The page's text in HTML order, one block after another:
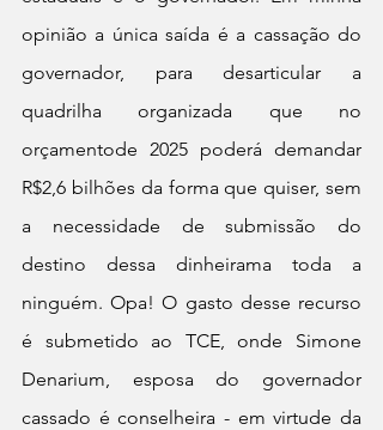
opinião a única saída é a cassação do
governador, para desarticular a
quadrilha organizada que no
orçamentode 2025 poderá demandar
R$2,6 bilhões da forma que quiser, sem
a necessidade de submissão do
destino dessa dinheirama toda a
ninguém. Opa! O gasto desse recurso
é submetido ao TCE, onde Simone
Denarium, esposa do governador
cassado é conselheira - em virtude da